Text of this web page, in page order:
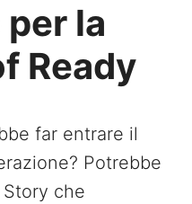
la
Ready
far entrare il
Potrebbe
che